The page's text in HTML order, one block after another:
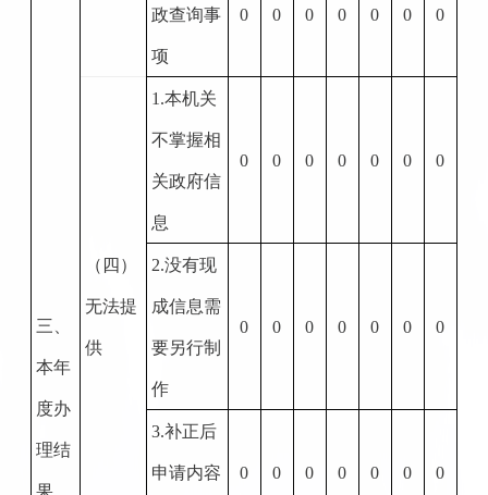
三、
本年
度办
理结
果
政查询事
项
0 0 0 0 0 0 0
（四）
无法提
供
1.本机关
不掌握相
关政府信
息
0 0 0 0 0 0 0
2.没有现
成信息需
要另行制
作
0 0 0 0 0 0 0
3.补正后
申请内容 0 0 0 0 0 0 0